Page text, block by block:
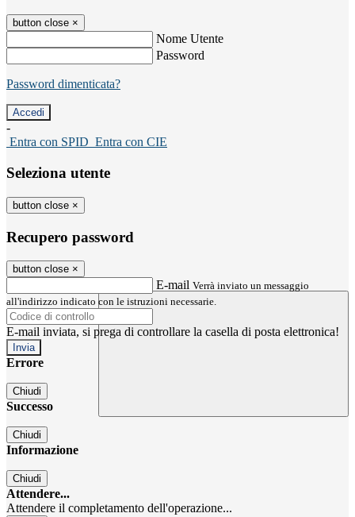
button close ×
Nome Utente
Password
Password dimenticata?
-
Entra con SPID Entra con CIE
Seleziona utente
button close ×
Recupero password
button close ×
E-mail Verrà inviato un messaggio
all'indirizzo indicato con le istruzioni necessarie.
E-mail inviata, si prega di controllare la casella di posta elettronica!
Errore
Chiudi
Successo
Chiudi
Informazione
Chiudi
Attendere...
Attendere il completamento dell'operazione...